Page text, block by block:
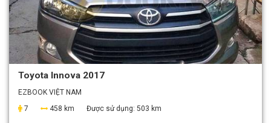
Toyota Innova 2017
EZBOOK VIỆT NAM
7
458 km Được sử dụng: 503 km